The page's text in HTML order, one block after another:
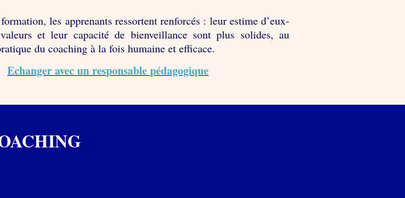
les apprenants ressortent renforcés : leur estime d’eux-
et leur capacité de bienveillance sont plus solides, au
du coaching à la fois humaine et efficace.
Echanger avec un responsable pédagogique